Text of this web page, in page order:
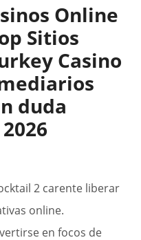
Online
Sitios
Casino
duda
2 carente liberar
online.
en focos de